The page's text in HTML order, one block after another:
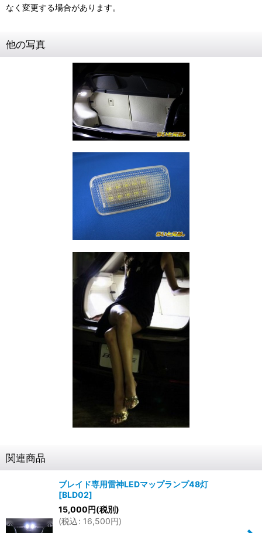
なく変更する場合があります。
他の写真
関連商品
ブレイド専用雷神LEDマップランプ48灯
[BLD02]
15,000円(税別)
(税込: 16,500円)